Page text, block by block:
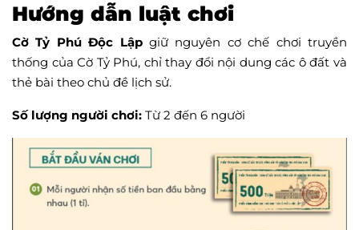
Hướng dẫn luật chơi
Cờ Tỷ Phú Độc Lậpgiữ nguyên cơ chế chơi truyền
thống của Cờ Tỷ Phú, chỉ thay đổi nội dung các ô đất và
thẻ bài theo chủ đề lịch sử.
Số lượng người chơi: Từ 2 đến 6 người